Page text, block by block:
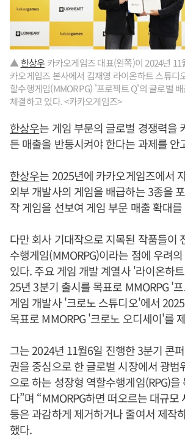
▲한상우 카카오게임즈 대표(왼쪽)이 2024년
카오게임즈 본사에서 김재영 라이온하트 스튜디
할수행게임(MMORPG) '프로젝트 Q'의 글로벌
체결하고 있다. <카카오게임즈>
한상우는 게임 부문의 글로벌 경쟁력을
든 매출을 반등시켜야 한다는 과제를 안
한상우는 2025년에 카카오게임즈에서
외부 개발사의 게임을 배급하는 3종을
작 게임을 선보여 게임 부문 매출 확대
다만 회사 기대작으로 지목된 작품들이
수행게임(MMORPG)이라는 점에 우려
있다. 주요 게임 개발 계열사 '라이온하
25년 3분기 출시를 목표로 MMORPG '
게임 개발사 '크로노 스튜디오'에서
목표로 MMORPG '크로노 오디세이'를
그는 2024년 11월6일 진행한 3분기 콘
권을 중심으로 한 글로벌 시장에서 광범
으로 하는 성장형 역할수행게임(RPG)을
다”며 “MMORPG하면 떠오르는 대규모
등은 과감하게 제거하거나 줄여서 제작
했다.